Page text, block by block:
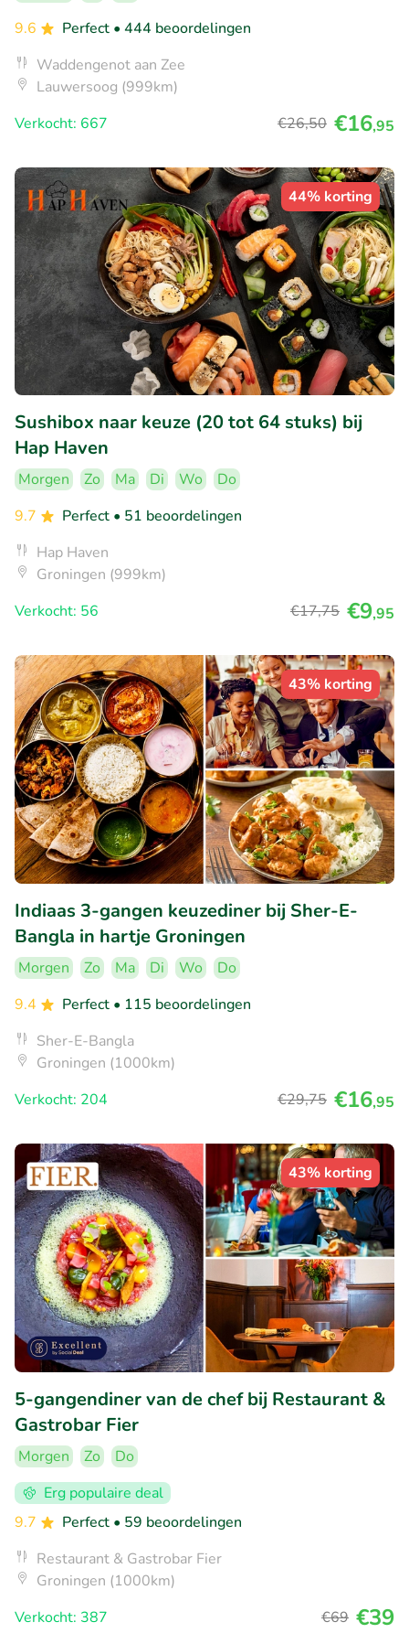
9.6
Perfect • 444 beoordelingen
Waddengenot aan Zee
Lauwersoog (999km)
Verkocht: 667
€26,50 €16,95
44% korting
Sushibox naar keuze (20 tot 64 stuks) bij
Hap Haven
Morgen Zo Ma Di Wo
Do
9.7
Perfect • 51 beoordelingen
Hap Haven
Groningen (999km)
Verkocht: 56
€17,75 €9,95
43% korting
Indiaas 3-gangen keuzediner bij Sher-E-
Bangla in hartje Groningen
Morgen Zo Ma Di Wo
Do
9.4
Perfect • 115 beoordelingen
Sher-E-Bangla
Groningen (1000km)
Verkocht: 204
€29,75 €16,95
43% korting
5-gangendiner van de chef bij Restaurant &
Gastrobar Fier
Morgen Zo
Do
Erg populaire deal
9.7
Perfect • 59 beoordelingen
Restaurant & Gastrobar Fier
Groningen (1000km)
Verkocht: 387
€69 €39